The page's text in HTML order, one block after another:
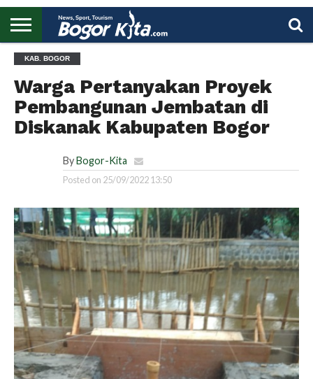
BOGOR
REGIONAL
NASIONAL
PENDIDIKAN
WISATA
OLAHRAGA
LAPORAN
PROFIL
KAB. BOGOR
Warga Pertanyakan Proyek
Pembangunan Jembatan di
Diskanak Kabupaten Bogor
By Bogor-Kita
Posted on 25/09/2022 13:50